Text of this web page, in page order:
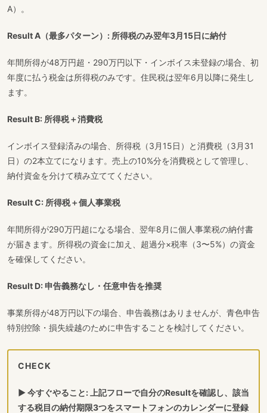
A）。
Result A（最多パターン）: 所得税のみ翌年3月15日に納付
年間所得が48万円超・290万円以下・インボイス未登録の場合、初
年度に払う税金は所得税のみです。住民税は翌年6月以降に発生し
ます。
Result B: 所得税＋消費税
インボイス登録済みの場合、所得税（3月15日）と消費税（3月31
日）の2本立てになります。売上の10%分を消費税として管理し、
納付資金を分けて積み立ててください。
Result C: 所得税＋個人事業税
年間所得が290万円超になる場合、翌年8月に個人事業税の納付書
が届きます。所得税の資金に加え、超過分×税率（3〜5%）の資金
を確保してください。
Result D: 申告義務なし・任意申告を推奨
事業所得が48万円以下の場合、申告義務はありませんが、青色申告
特別控除・損失繰越のために申告することを検討してください。
CHECK
▶ 今すぐやること: 上記フローで自分のResultを確認し、該当
する税目の納付期限3つをスマートフォンのカレンダーに登録